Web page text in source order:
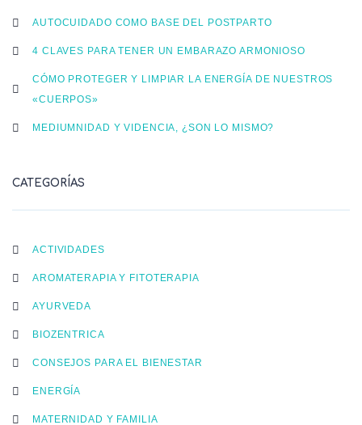
AUTOCUIDADO COMO BASE DEL POSTPARTO
4 CLAVES PARA TENER UN EMBARAZO ARMONIOSO
CÓMO PROTEGER Y LIMPIAR LA ENERGÍA DE NUESTROS
«CUERPOS»
MEDIUMNIDAD Y VIDENCIA, ¿SON LO MISMO?
CATEGORÍAS
ACTIVIDADES
AROMATERAPIA Y FITOTERAPIA
AYURVEDA
BIOZENTRICA
CONSEJOS PARA EL BIENESTAR
ENERGÍA
MATERNIDAD Y FAMILIA